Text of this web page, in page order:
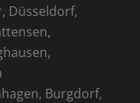
Düsseldorf,
Burgdorf,